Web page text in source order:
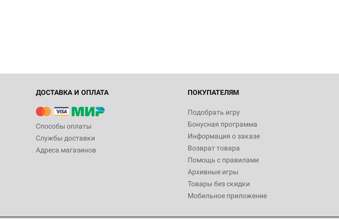
ДОСТАВКА И ОПЛАТА
Способы оплаты
Службы доставки
Адреса магазинов
ПОКУПАТЕЛЯМ
Подобрать игру
Бонусная программа
Информация о заказе
Возврат товара
Помощь с правилами
Архивные игры
Товары без скидки
Мобильное приложение